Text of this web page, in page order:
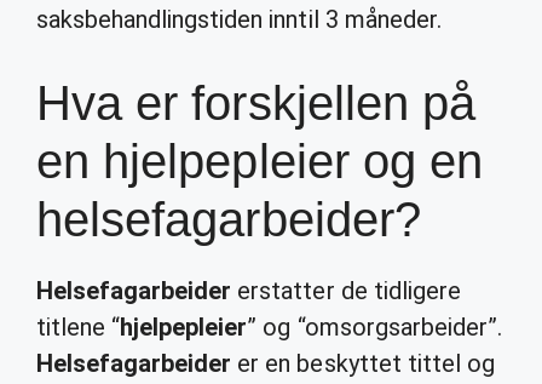
saksbehandlingstiden inntil 3 måneder.
Hva er forskjellen på
en hjelpepleier og en
helsefagarbeider?
Helsefagarbeider erstatter de tidligere
titlene “hjelpepleier” og “omsorgsarbeider”.
Helsefagarbeider er en beskyttet tittel og